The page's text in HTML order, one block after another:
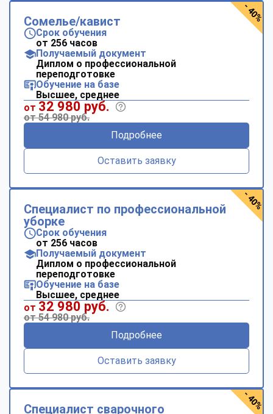
Сомелье/кавист
Срок обучения
от 256 часов
Получаемый документ
Диплом о профессиональной
переподготовке
Обучение на базе
Высшее, среднее
от 32 980 руб.
от 54 980 руб.
Подробнее
Оставить заявку
- 40%
Специалист по профессиональной
уборке
Срок обучения
от 256 часов
Получаемый документ
Диплом о профессиональной
переподготовке
Обучение на базе
Высшее, среднее
от 32 980 руб.
от 54 980 руб.
Подробнее
Оставить заявку
- 40%
Специалист сварочного
- 40%